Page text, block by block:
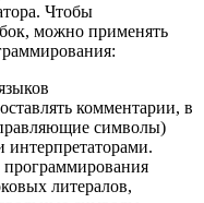
Чтобы
можно применять
комментарии, в
символы)
интерпретаторами.
литералов,